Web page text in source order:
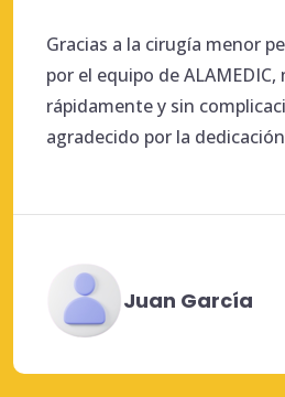
Gracias a la cirugía menor
por el equipo de
rápidamente y sin
agradecido por la
Juan García